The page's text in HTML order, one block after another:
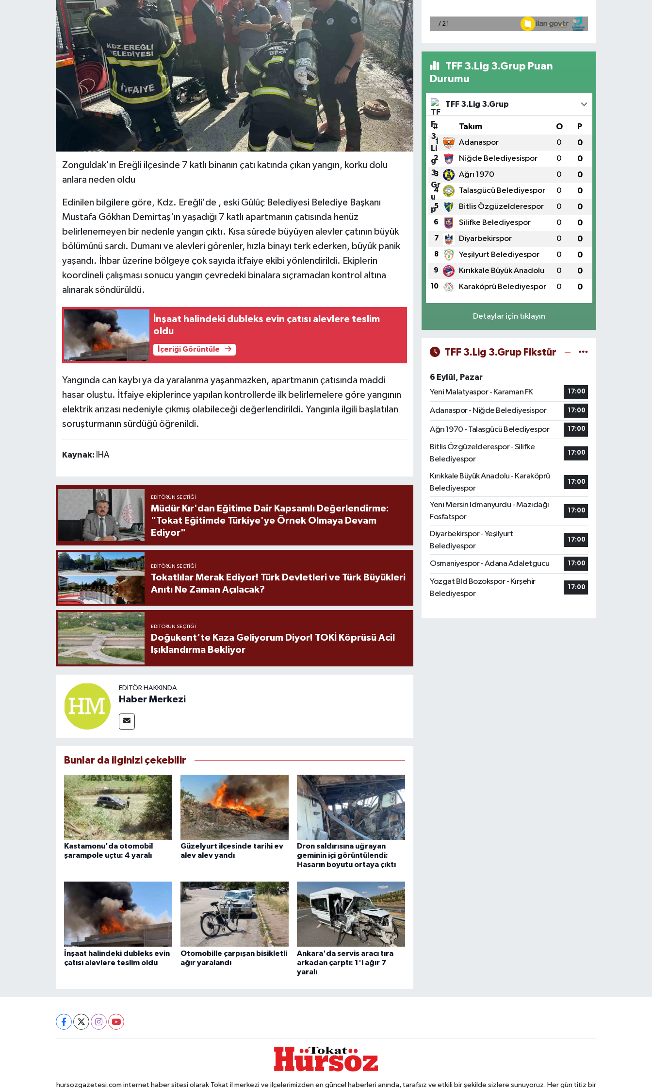
Zonguldak'ın Ereğli ilçesinde 7 katlı binanın çatı katında çıkan yangın, korku dolu
anlara neden oldu
Edinilen bilgilere göre, Kdz. Ereğli'de , eski Gülüç Belediyesi Belediye Başkanı
Mustafa Gökhan Demirtaş'ın yaşadığı 7 katlı apartmanın çatısında henüz
belirlenemeyen bir nedenle yangın çıktı. Kısa sürede büyüyen alevler çatının büyük
bölümünü sardı. Dumanı ve alevleri görenler, hızla binayı terk ederken, büyük panik
yaşandı. İhbar üzerine bölgeye çok sayıda itfaiye ekibi yönlendirildi. Ekiplerin
koordineli çalışması sonucu yangın çevredeki binalara sıçramadan kontrol altına
alınarak söndürüldü.
İnşaat halindeki dubleks evin çatısı alevlere teslim
oldu
İçeriği Görüntüle
Yangında can kaybı ya da yaralanma yaşanmazken, apartmanın çatısında maddi
hasar oluştu. İtfaiye ekiplerince yapılan kontrollerde ilk belirlemelere göre yangının
elektrik arızası nedeniyle çıkmış olabileceği değerlendirildi. Yangınla ilgili başlatılan
soruşturmanın sürdüğü öğrenildi.
Kaynak: İHA
EDITÖRÜN SEÇTIĞI
Müdür Kır'dan Eğitime Dair Kapsamlı Değerlendirme:
"Tokat Eğitimde Türkiye'ye Örnek Olmaya Devam
Ediyor"
EDITÖRÜN SEÇTIĞI
Tokatlılar Merak Ediyor! Türk Devletleri ve Türk Büyükleri
Anıtı Ne Zaman Açılacak?
EDITÖRÜN SEÇTIĞI
Doğukent’te Kaza Geliyorum Diyor! TOKİ Köprüsü Acil
Işıklandırma Bekliyor
EDITÖR HAKKINDA
Haber Merkezi
Bunlar da ilginizi çekebilir
Kastamonu'da otomobil
şarampole uçtu: 4 yaralı
Güzelyurt ilçesinde tarihi ev
alev alev yandı
Dron saldırısına uğrayan
geminin içi görüntülendi:
Hasarın boyutu ortaya çıktı
İnşaat halindeki dubleks evin
çatısı alevlere teslim oldu
Otomobille çarpışan bisikletli
ağır yaralandı
Ankara'da servis aracı tıra
arkadan çarptı: 1'i ağır 7
yaralı
TFF 3.Lig 3.Grup Puan
Durumu
TFF 3.Lig 3.Grup
# Takım O P
1 Adanaspor 0 0
2 Niğde Belediyesispor 0 0
3 Ağrı 1970 0 0
4 Talasgücü Belediyespor 0 0
5 Bitlis Özgüzelderespor 0 0
6 Silifke Belediyespor 0 0
7 Diyarbekirspor 0 0
8 Yeşilyurt Belediyespor 0 0
9 Kırıkkale Büyük Anadolu 0 0
10 Karaköprü Belediyespor 0 0
Detaylar için tıklayın
TFF 3.Lig 3.Grup Fikstür
6 Eylül, Pazar
Yeni Malatyaspor - Karaman FK
17:00
Adanaspor - Niğde Belediyesispor 17:00
Ağrı 1970 - Talasgücü Belediyespor 17:00
Bitlis Özgüzelderespor - Silifke
Belediyespor
17:00
Kırıkkale Büyük Anadolu - Karaköprü
Belediyespor
17:00
Yeni Mersin Idmanyurdu - Mazıdağı
Fosfatspor
17:00
Diyarbekirspor - Yeşilyurt
Belediyespor
17:00
Osmaniyespor - Adana Adaletgucu 17:00
Yozgat Bld Bozokspor - Kırşehir
Belediyespor
17:00
hursozgazetesi.com internet haber sitesi olarak Tokat il merkezi ve ilçelerimizden en güncel haberleri anında, tarafsız ve etkili bir şekilde sizlere sunuyoruz. Her gün titiz bir
Ekonomi
Tokat Haber